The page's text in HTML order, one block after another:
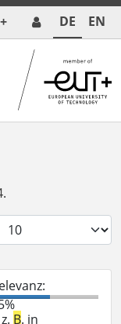
DE EN
B. in